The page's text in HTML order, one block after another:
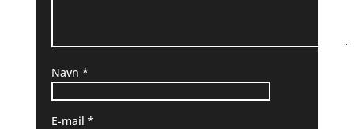
Navn *
E-mail *